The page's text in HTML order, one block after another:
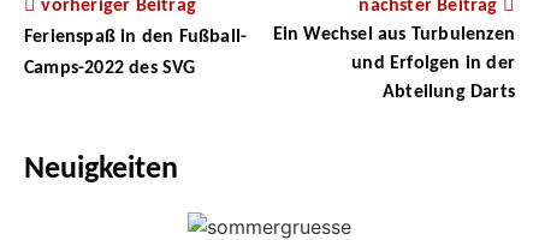
vorheriger Beitrag
Ferienspaß in den Fußball-
Camps-2022 des SVG
nächster Beitrag
Ein Wechsel aus Turbulenzen
und Erfolgen in der
Abteilung Darts
Neuigkeiten